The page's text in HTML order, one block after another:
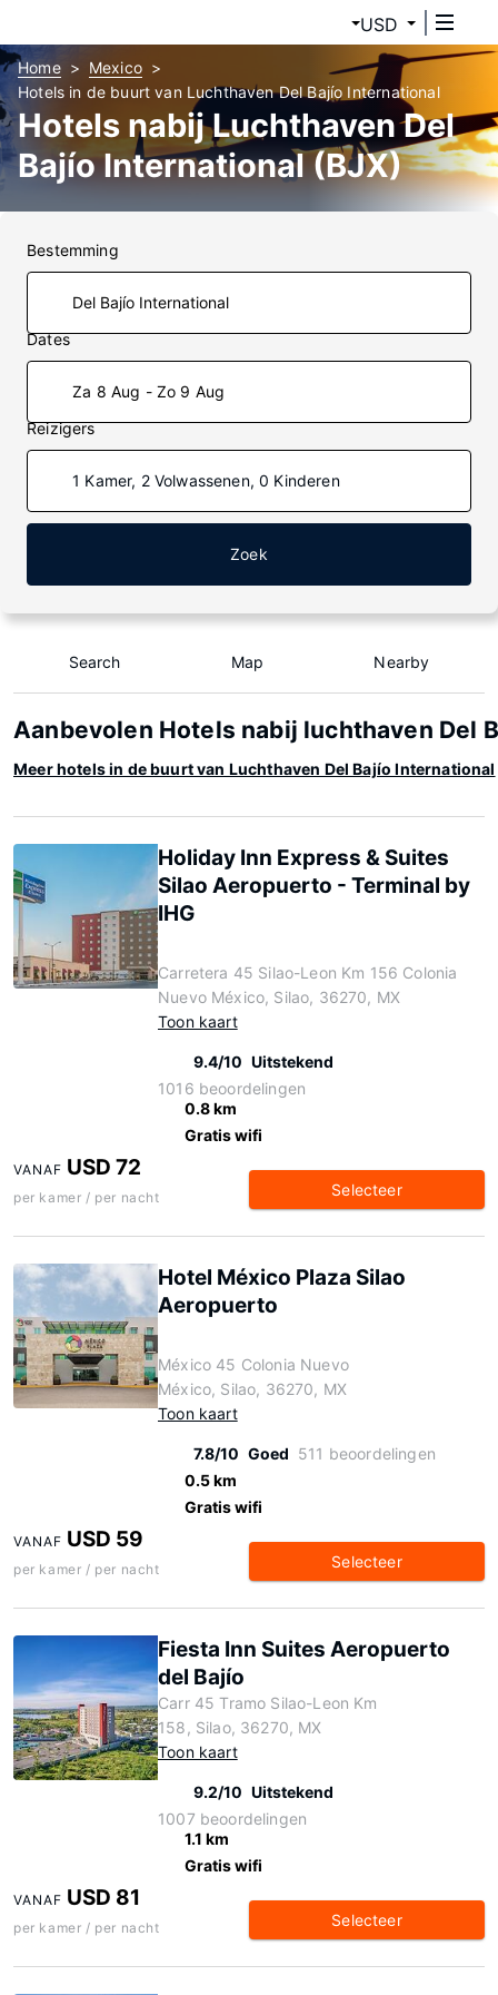
USD
Home
Mexico
Hotels in de buurt van Luchthaven Del Bajío International
Hotels nabij Luchthaven Del
Bajío International (BJX)
Bestemming
Dates
Za 8 Aug - Zo 9 Aug
Reizigers
1 Kamer, 2 Volwassenen, 0 Kinderen
Zoek
Search Map Nearby
Aanbevolen Hotels nabij luchthaven Del
Meer hotels in de buurt van Luchthaven Del Bajío International
Holiday Inn Express & Suites
Silao Aeropuerto - Terminal by
IHG
Carretera 45 Silao-Leon Km 156 Colonia
Nuevo México, Silao, 36270, MX
Toon kaart
9.4/10 Uitstekend
1016 beoordelingen
0.8 km
Gratis wifi
VANAF USD 72
per kamer / per nacht Selecteer
Hotel México Plaza Silao
Aeropuerto
México 45 Colonia Nuevo
México, Silao, 36270, MX
Toon kaart
7.8/10 Goed 511 beoordelingen
0.5 km
Gratis wifi
VANAF USD 59
per kamer / per nacht Selecteer
Fiesta Inn Suites Aeropuerto
del Bajío
Carr 45 Tramo Silao-Leon Km
158, Silao, 36270, MX
Toon kaart
9.2/10 Uitstekend
1007 beoordelingen
1.1 km
Gratis wifi
VANAF USD 81
per kamer / per nacht Selecteer